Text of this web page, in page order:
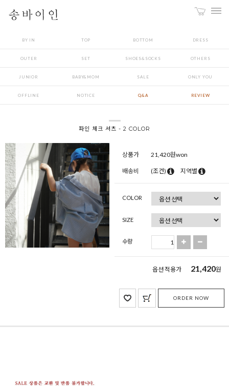
BY IN TOP BOTTOM DRESS
OUTER SET SHOES&SOCKS OTHERS
JUNIOR BABY&MOM SALE ONLY YOU
OFFLINE NOTICE Q&A REVIEW
파인 체크 셔츠 - 2 COLOR
상품가 21,420원won
배송비 (조건) 지역별
COLOR
SIZE
수량
옵션 적용가 21,420원
ORDER NOW